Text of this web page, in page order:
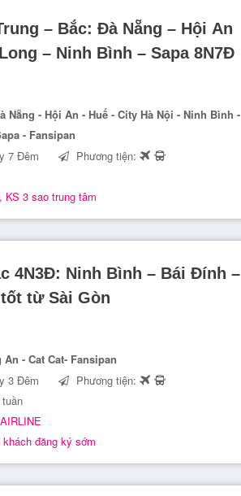
– Bắc: Đà Nẵng – Hội An
– Ninh Bình – Sapa 8N7Đ
Nẵng - Hội An - Huế - City Hà Nội - Ninh Bình -
- Fansipan
7 Đêm
Phương tiện:
KS 3 sao trung tâm
4N3Đ: Ninh Bình – Bái Đính –
từ Sài Gòn
- Cat Cat- Fansipan
3 Đêm
Phương tiện:
đăng ký sớm